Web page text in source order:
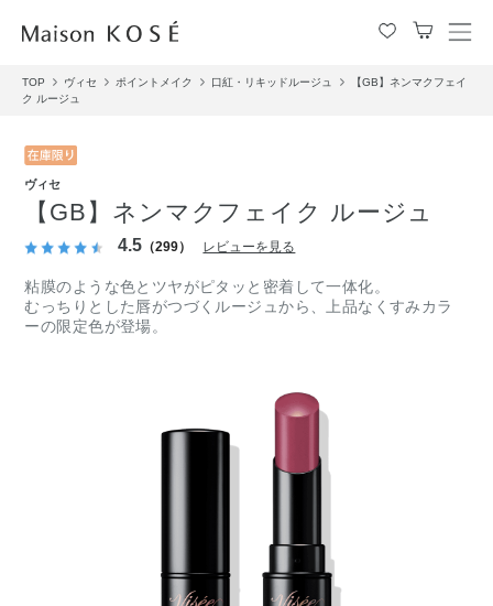
メ
ュ
TOP ヴィセ ポイントメイク 口紅・リキッドルージュ
【GB】ネンマクフェイ
ク ルージュ
ヴィセ
【GB】ネンマクフェイク ルージュ
4.5 （299） レビューを見る
粘膜のような色とツヤがピタッと密着して一体化。
むっちりとした唇がつづくルージュから、上品なくすみカラ
ーの限定色が登場。